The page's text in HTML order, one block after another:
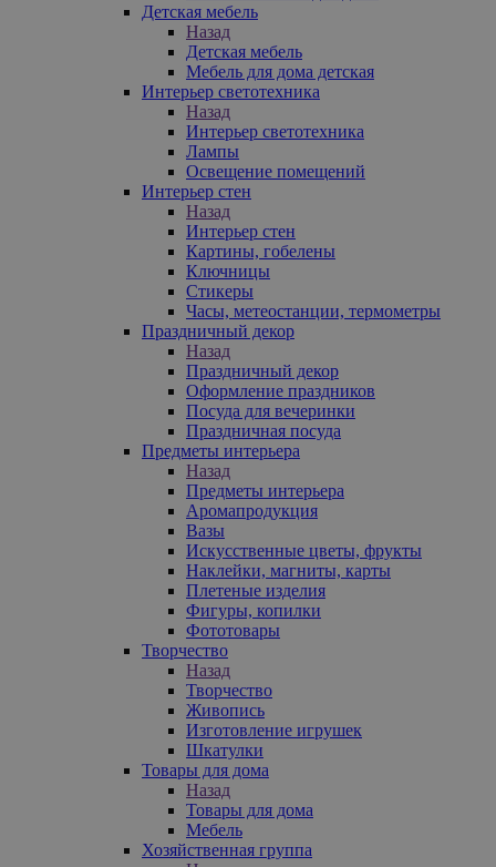
Детская мебель
Назад
Детская мебель
Мебель для дома детская
Интерьер светотехника
Назад
Интерьер светотехника
Лампы
Освещение помещений
Интерьер стен
Назад
Интерьер стен
Картины, гобелены
Ключницы
Стикеры
Часы, метеостанции, термометры
Праздничный декор
Назад
Праздничный декор
Оформление праздников
Посуда для вечеринки
Праздничная посуда
Предметы интерьера
Назад
Предметы интерьера
Аромапродукция
Вазы
Искусственные цветы, фрукты
Наклейки, магниты, карты
Плетеные изделия
Фигуры, копилки
Фототовары
Творчество
Назад
Творчество
Живопись
Изготовление игрушек
Шкатулки
Товары для дома
Назад
Товары для дома
Мебель
Хозяйственная группа